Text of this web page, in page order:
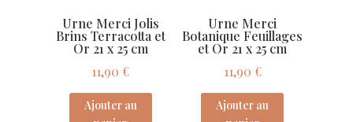
Urne Merci Jolis
Brins Terracotta et
Or 21 x 25 cm
11,90 €
Ajouter au
Urne Merci
Botanique Feuillages
et Or 21 x 25 cm
11,90 €
Ajouter au